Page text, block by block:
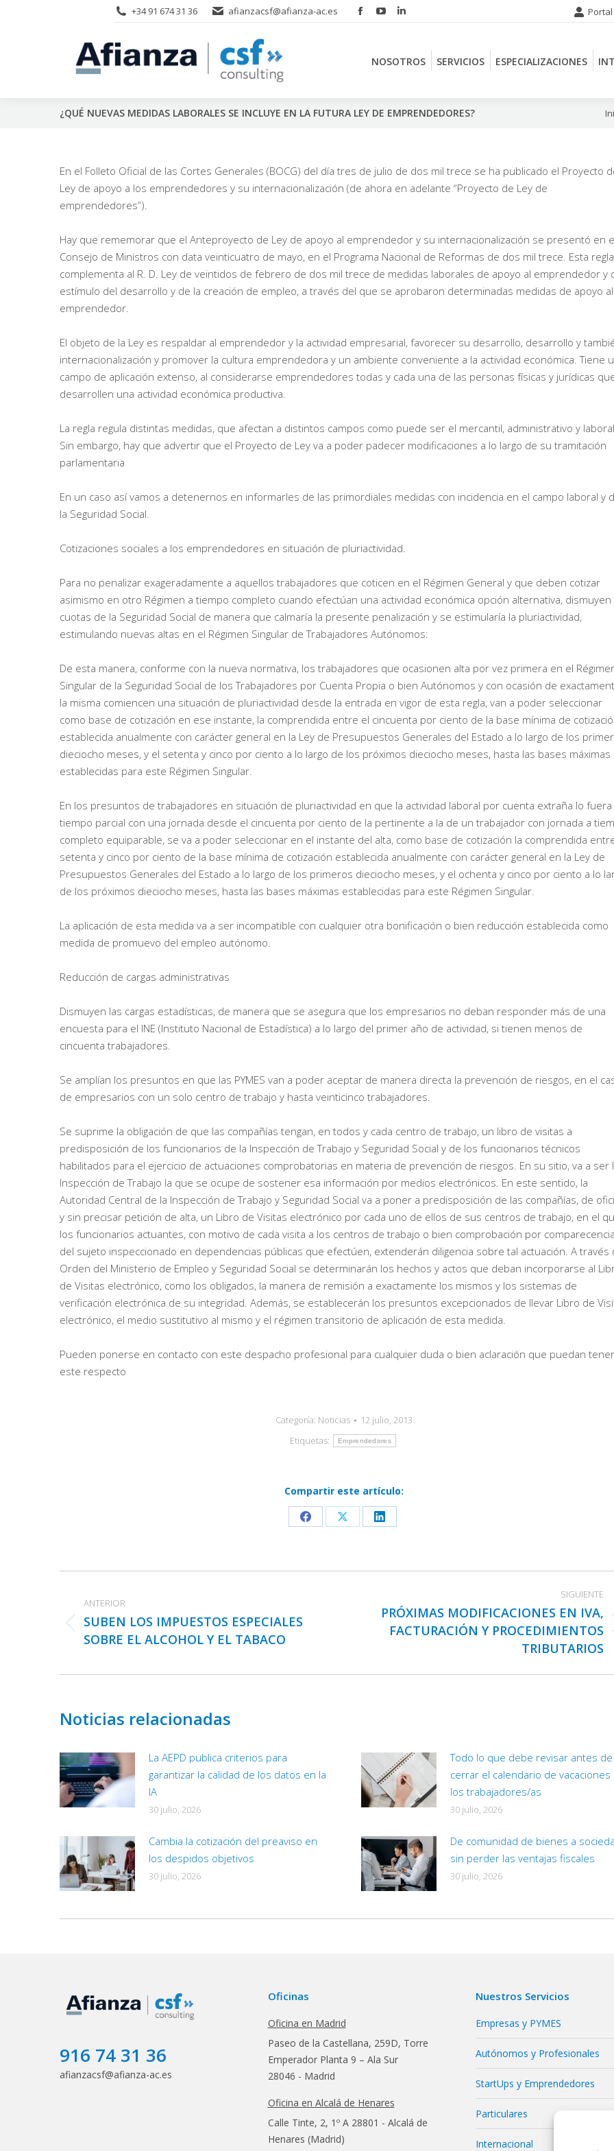
+34 91 674 31 36 afianzacsf@afianza-ac.es
Facebook
opens
window
YouTube
opens
window
Linkedin
opens
window
NOSOTROS SERVICIOS ESPECIALIZACIONES
¿QUÉ NUEVAS MEDIDAS LABORALES SE INCLUYE EN LA FUTURA LEY DE EMPRENDEDORES?
En el Folleto Oficial de las Cortes Generales (BOCG) del día tres de julio de dos mil trece se ha publicado el Proyecto
Ley de apoyo a los emprendedores y su internacionalización (de ahora en adelante “Proyecto de Ley de
emprendedores”).
Hay que rememorar que el Anteproyecto de Ley de apoyo al emprendedor y su internacionalización se presentó en
Consejo de Ministros con data veinticuatro de mayo, en el Programa Nacional de Reformas de dos mil trece. Esta regla
complementa al R. D. Ley de veintidos de febrero de dos mil trece de medidas laborales de apoyo al emprendedor y
estímulo del desarrollo y de la creación de empleo, a través del que se aprobaron determinadas medidas de apoyo al
emprendedor.
El objeto de la Ley es respaldar al emprendedor y la actividad empresarial, favorecer su desarrollo, desarrollo y
internacionalización y promover la cultura emprendedora y un ambiente conveniente a la actividad económica. Tiene
campo de aplicación extenso, al considerarse emprendedores todas y cada una de las personas físicas y jurídicas
desarrollen una actividad económica productiva.
La regla regula distintas medidas, que afectan a distintos campos como puede ser el mercantil, administrativo y
Sin embargo, hay que advertir que el Proyecto de Ley va a poder padecer modificaciones a lo largo de su tramitación
parlamentaria
En un caso así vamos a detenernos en informarles de las primordiales medidas con incidencia en el campo laboral y
la Seguridad Social.
Cotizaciones sociales a los emprendedores en situación de pluriactividad.
Para no penalizar exageradamente a aquellos trabajadores que coticen en el Régimen General y que deben cotizar
asimismo en otro Régimen a tiempo completo cuando efectúan una actividad económica opción alternativa, dismuyen
cuotas de la Seguridad Social de manera que calmaría la presente penalización y se estimularía la pluriactividad,
estimulando nuevas altas en el Régimen Singular de Trabajadores Autónomos:
De esta manera, conforme con la nueva normativa, los trabajadores que ocasionen alta por vez primera en el
Singular de la Seguridad Social de los Trabajadores por Cuenta Propia o bien Autónomos y con ocasión de
la misma comiencen una situación de pluriactividad desde la entrada en vigor de esta regla, van a poder seleccionar
como base de cotización en ese instante, la comprendida entre el cincuenta por ciento de la base mínima de
establecida anualmente con carácter general en la Ley de Presupuestos Generales del Estado a lo largo de los
dieciocho meses, y el setenta y cinco por ciento a lo largo de los próximos dieciocho meses, hasta las bases máximas
establecidas para este Régimen Singular.
En los presuntos de trabajadores en situación de pluriactividad en que la actividad laboral por cuenta extraña lo fuera
tiempo parcial con una jornada desde el cincuenta por ciento de la pertinente a la de un trabajador con jornada a
completo equiparable, se va a poder seleccionar en el instante del alta, como base de cotización la comprendida
setenta y cinco por ciento de la base mínima de cotización establecida anualmente con carácter general en la Ley de
Presupuestos Generales del Estado a lo largo de los primeros dieciocho meses, y el ochenta y cinco por ciento a lo
de los próximos dieciocho meses, hasta las bases máximas establecidas para este Régimen Singular.
La aplicación de esta medida va a ser incompatible con cualquier otra bonificación o bien reducción establecida como
medida de promuevo del empleo autónomo.
Reducción de cargas administrativas
Dismuyen las cargas estadísticas, de manera que se asegura que los empresarios no deban responder más de una
encuesta para el INE (Instituto Nacional de Estadística) a lo largo del primer año de actividad, si tienen menos de
cincuenta trabajadores.
Se amplían los presuntos en que las PYMES van a poder aceptar de manera directa la prevención de riesgos, en el
de empresarios con un solo centro de trabajo y hasta veinticinco trabajadores.
Se suprime la obligación de que las compañías tengan, en todos y cada centro de trabajo, un libro de visitas a
predisposición de los funcionarios de la Inspección de Trabajo y Seguridad Social y de los funcionarios técnicos
habilitados para el ejercicio de actuaciones comprobatorias en materia de prevención de riesgos. En su sitio, va a ser
Inspección de Trabajo la que se ocupe de sostener esa información por medios electrónicos. En este sentido, la
Autoridad Central de la Inspección de Trabajo y Seguridad Social va a poner a predisposición de las compañías, de
y sin precisar petición de alta, un Libro de Visitas electrónico por cada uno de ellos de sus centros de trabajo, en el
los funcionarios actuantes, con motivo de cada visita a los centros de trabajo o bien comprobación por comparecencia
del sujeto inspeccionado en dependencias públicas que efectúen, extenderán diligencia sobre tal actuación. A través
Orden del Ministerio de Empleo y Seguridad Social se determinarán los hechos y actos que deban incorporarse al
de Visitas electrónico, como los obligados, la manera de remisión a exactamente los mismos y los sistemas de
verificación electrónica de su integridad. Además, se establecerán los presuntos excepcionados de llevar Libro de
electrónico, el medio sustitutivo al mismo y el régimen transitorio de aplicación de esta medida.
Pueden ponerse en contacto con este despacho profesional para cualquier duda o bien aclaración que puedan
este respecto
Categoría: Noticias
12 julio, 2013
Etiquetas:
Emprendedores
Compartir este artículo:
Share
Facebook
Share
X
Share
LinkedIn
entre
publicaciones
ANTERIOR
Publicación
anterior:
SUBEN LOS IMPUESTOS ESPECIALES
SOBRE EL ALCOHOL Y EL TABACO
SIGUIENTE
Publicación
PRÓXIMAS MODIFICACIONES EN IVA,
FACTURACIÓN Y PROCEDIMIENTOS
TRIBUTARIOS
Noticias relacionadas
La AEPD publica criterios para
garantizar la calidad de los datos en la
IA
30 julio, 2026
Todo lo que debe revisar antes de
cerrar el calendario de vacaciones
los trabajadores/as
30 julio, 2026
Cambia la cotización del preaviso en
los despidos objetivos
30 julio, 2026
De comunidad de bienes a
sin perder las ventajas fiscales
30 julio, 2026
916 74 31 36
afianzacsf@afianza-ac.es
Oficinas
Oficina en Madrid
Paseo de la Castellana, 259D, Torre
Emperador Planta 9 – Ala Sur
28046 - Madrid
Oficina en Alcalá de Henares
Calle Tinte, 2, 1º A 28801 - Alcalá de
Henares (Madrid)
Nuestros Servicios
Empresas y PYMES
Autónomos y Profesionales
StartUps y Emprendedores
Particulares
Internacional